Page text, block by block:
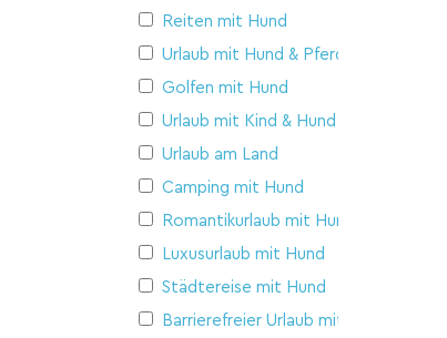
Reiten mit Hund
Urlaub mit Hund & Pferd
Golfen mit Hund
Urlaub mit Kind & Hund
Urlaub am Land
Camping mit Hund
Romantikurlaub mit Hund
Luxusurlaub mit Hund
Städtereise mit Hund
Barrierefreier Urlaub mit Hund